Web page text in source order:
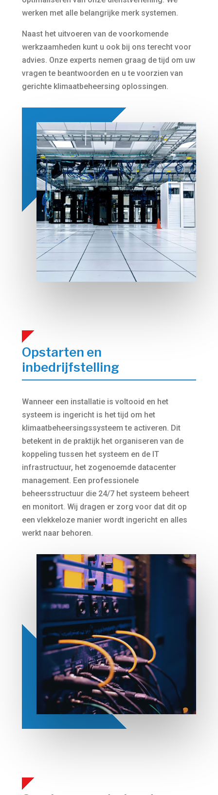
werken met alle belangrijke merk systemen.
Naast het uitvoeren van de voorkomende
werkzaamheden kunt u ook bij ons terecht voor
advies. Onze experts nemen graag de tijd om uw
vragen te beantwoorden en u te voorzien van
gerichte klimaatbeheersing oplossingen.
Opstarten en
inbedrijfstelling
Wanneer een installatie is voltooid en het
systeem is ingericht is het tijd om het
klimaatbeheersingssysteem te activeren. Dit
betekent in de praktijk het organiseren van de
koppeling tussen het systeem en de IT
infrastructuur, het zogenoemde datacenter
management. Een professionele
beheersstructuur die 24/7 het systeem beheert
en monitort. Wij dragen er zorg voor dat dit op
een vlekkeloze manier wordt ingericht en alles
werkt naar behoren.